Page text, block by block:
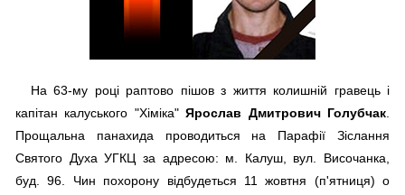
На 63-му році раптово пішов з життя колишній гравець і
капітан калуського "Хіміка"Ярослав Дмитрович Голубчак
Прощальна панахида проводиться на Парафії Зіслання
Святого Духа УГКЦ за адресою: м. Калуш, вул. Височанка,
буд. 96. Чин похорону відбудеться 11 жовтня (п'ятниця) о